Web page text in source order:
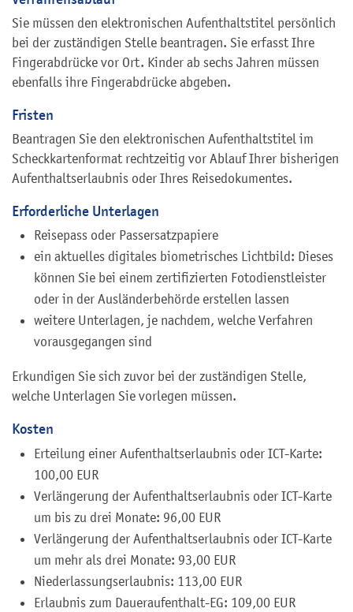
Sie müssen den elektronischen Aufenthaltstitel persönlich
bei der zuständigen Stelle beantragen. Sie erfasst Ihre
Fingerabdrücke vor Ort. Kinder ab sechs Jahren müssen
ebenfalls ihre Fingerabdrücke abgeben.
Fristen
Beantragen Sie den elektronischen Aufenthaltstitel im
Scheckkartenformat rechtzeitig vor Ablauf Ihrer bisherigen
Aufenthaltserlaubnis oder Ihres Reisedokumentes.
Erforderliche Unterlagen
Reisepass oder Passersatzpapiere
ein aktuelles digitales biometrisches Lichtbild: Dieses
können Sie bei einem zertifizierten Fotodienstleister
oder in der Ausländerbehörde erstellen lassen
weitere Unterlagen, je nachdem, welche Verfahren
vorausgegangen sind
Erkundigen Sie sich zuvor bei der zuständigen Stelle,
welche Unterlagen Sie vorlegen müssen.
Kosten
Erteilung einer Aufenthaltserlaubnis oder ICT-Karte:
100,00 EUR
Verlängerung der Aufenthaltserlaubnis oder ICT-Karte
um bis zu drei Monate: 96,00 EUR
Verlängerung der Aufenthaltserlaubnis oder ICT-Karte
um mehr als drei Monate: 93,00 EUR
Niederlassungserlaubnis: 113,00 EUR
Erlaubnis zum Daueraufenthalt-EG: 109,00 EUR